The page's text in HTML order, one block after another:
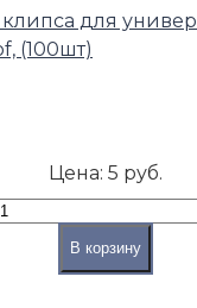
для
(100шт)
Цена: 5 руб.
В корзину